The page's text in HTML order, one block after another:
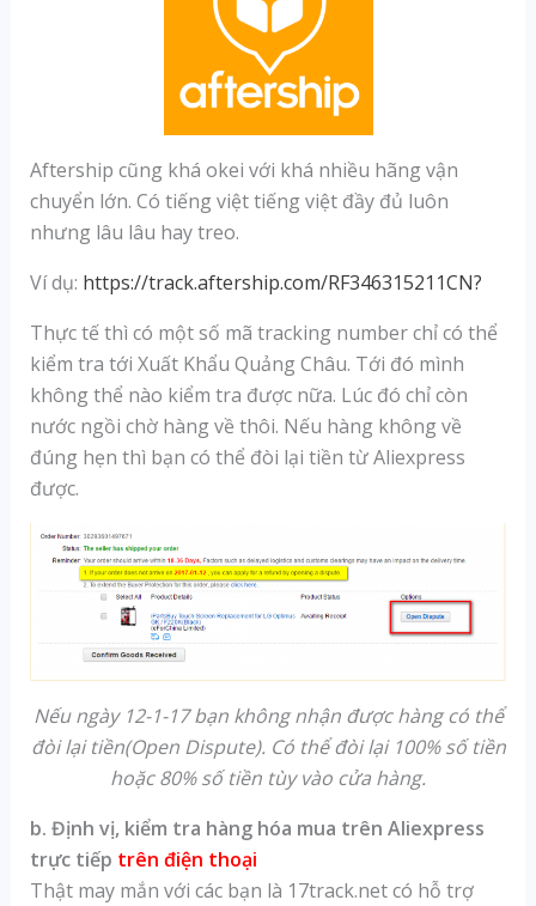
Aftership cũng khá okei với khá nhiều hãng vận
chuyển lớn. Có tiếng việt tiếng việt đầy đủ luôn
nhưng lâu lâu hay treo.
Ví dụ: https://track.aftership.com/RF346315211CN?
Thực tế thì có một số mã tracking number chỉ có thể
kiểm tra tới Xuất Khẩu Quảng Châu. Tới đó mình
không thể nào kiểm tra được nữa. Lúc đó chỉ còn
nước ngồi chờ hàng về thôi. Nếu hàng không về
đúng hẹn thì bạn có thể đòi lại tiền từ Aliexpress
được.
Nếu ngày 12-1-17 bạn không nhận được hàng có thể
đòi lại tiền(Open Dispute). Có thể đòi lại 100% số tiền
hoặc 80% số tiền tùy vào cửa hàng.
b. Định vị, kiểm tra hàng hóa mua trên Aliexpress
trực tiếp trên điện thoại
Thật may mắn với các bạn là 17track.net có hỗ trợ